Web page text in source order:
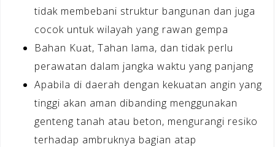
tidak membebani struktur bangunan dan juga
cocok untuk wilayah yang rawan gempa
Bahan Kuat, Tahan lama, dan tidak perlu
perawatan dalam jangka waktu yang panjang
Apabila di daerah dengan kekuatan angin yang
tinggi akan aman dibanding menggunakan
genteng tanah atau beton, mengurangi resiko
terhadap ambruknya bagian atap